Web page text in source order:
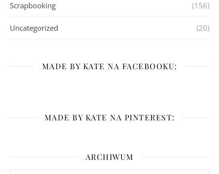
Scrapbooking (156)
Uncategorized (20)
MADE BY KATE NA FACEBOOKU:
MADE BY KATE NA PINTEREST:
ARCHIWUM